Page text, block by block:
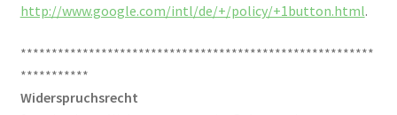
http://www.google.com/intl/de/+/policy/+1button.html.
*********************************************************
***********
Widerspruchsrecht